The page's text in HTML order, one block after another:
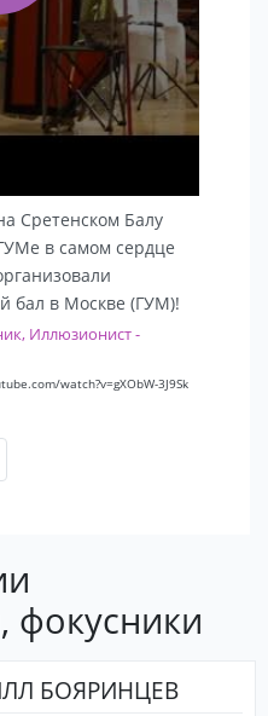
Сретенском Балу
в самом сердце
бал в Москве (ГУМ)!
Иллюзионист -
watch?v=gXObW-3J9Sk
фокусники
БОЯРИНЦЕВ